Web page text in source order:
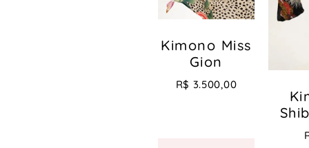
Kimono Miss
Gion
R$ 3.500,00